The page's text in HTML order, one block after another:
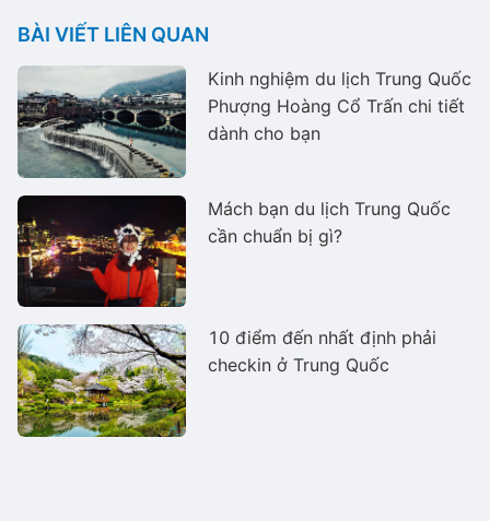
BÀI VIẾT LIÊN QUAN
Kinh nghiệm du lịch Trung Quốc
Phượng Hoàng Cổ Trấn chi tiết
dành cho bạn
Mách bạn du lịch Trung Quốc
cần chuẩn bị gì?
10 điểm đến nhất định phải
checkin ở Trung Quốc